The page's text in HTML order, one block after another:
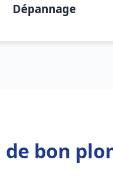
Dépannage
de bon